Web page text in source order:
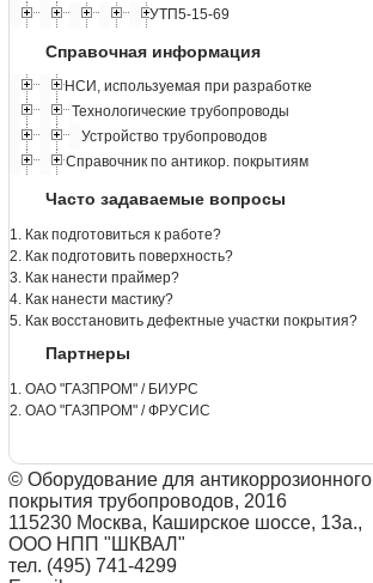
УТП5-15-69
Справочная информация
НСИ, используемая при разработке
Технологические трубопроводы
Устройство трубопроводов
Справочник по антикор. покрытиям
Часто задаваемые вопросы
1. Как подготовиться к работе?
2. Как подготовить поверхность?
3. Как нанести праймер?
4. Как нанести мастику?
5. Как восстановить дефектные участки покрытия?
Партнеры
1. ОАО "ГАЗПРОМ" / БИУРС
2. ОАО "ГАЗПРОМ" / ФРУСИС
© Оборудование для антикоррозионного
покрытия трубопроводов, 2016
115230 Москва, Каширское шоссе, 13а.,
ООО НПП "ШКВАЛ"
тел. (495) 741-4299